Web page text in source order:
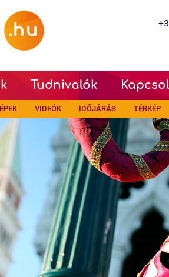
Tudnivalók
VIDEÓK IDŐJÁRÁS TÉRKÉP